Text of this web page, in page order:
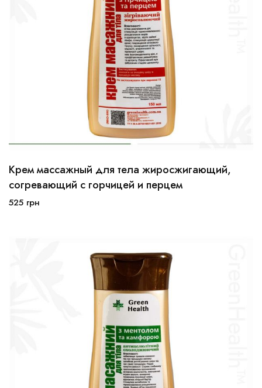
Крем массажный для тела жиросжигающий,
согревающий с горчицей и перцем
525 грн